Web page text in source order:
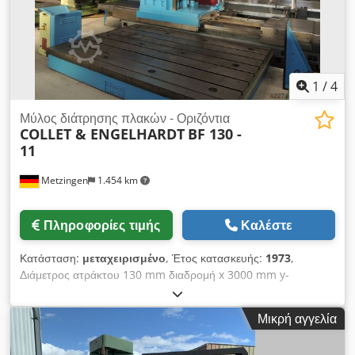
1 /4
Metzingen 1.454 km
Μύλος διάτρησης πλακών - Οριζόντια
COLLET & ENGELHARDT BF 130 -
11
Πληροφορίες τιμής Καλέστε
Κατάσταση: μεταχειρισμένο, Έτος κατασκευής: 1973,
Διάμετρος ατράκτου 130 mm διαδρομή x 3000 mm y-
διαδρομή 2000 mm Συνολική απαίτηση ισχύος 4,5 kW Βάρος
μηχανήματος περίπου 30 τόνοι Διάμετρος ατράκτου διάτρησης
130 mm Υποδοχή ατράκτου 50 SK Εύρος εργασίας: x - στήλη
κατά μήκος 3.000 mm y - Κατακόρυφη κεφαλή 2.000 mm z -
Μικρή αγγελία